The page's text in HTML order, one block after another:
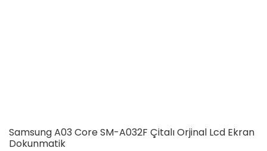
Samsung A03 Core SM-A032F Çitalı Orjinal Lcd Ekran
Dokunmatik